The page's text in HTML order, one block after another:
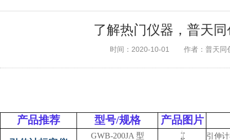
了解热门仪器，普天
时间：2020-10-01 作者：普天同
产品推荐 型号/规格 产品图片
GWB-200JA 型 引伸